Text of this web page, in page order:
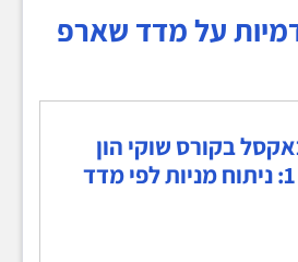
על מדד שארפ
בקורס שוקי הון
וכלים פיננסים 1: ניתוח מניות לפי מדד